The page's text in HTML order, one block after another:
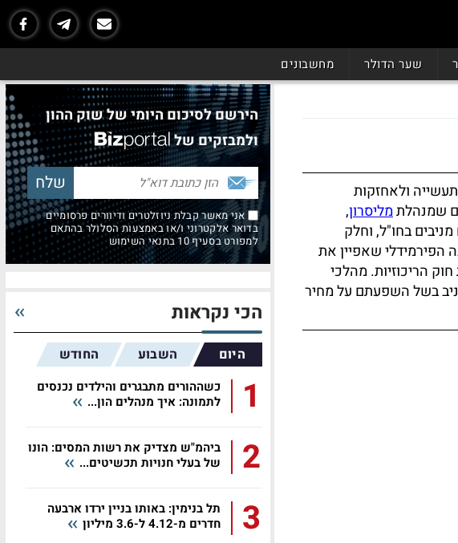
שער הדולר מחשבונים
ולאחזקות
שמנהלתמליסרון,
בחו"ל, וחלק
הפירמידלי שאפיין את
הריכוזיות. מהלכי
בשל השפעתם על מחיר
הירשם לסיכום היומי של שוק ההון
ולמבזקים של
אני מאשר קבלת ניוזלטרים ודיוורים פרסומיים
בדואר אלקטרוני ו/או באמצעות הסלולר בהתאם
למפורט בסעיף 10 בתנאי השימוש
הכי נקראות
היום השבוע החודש
1
כשההורים מתבגרים והילדים נכנסים
לתמונה: איך מנהלים הון...
2
ביהמ"ש מצדיק את רשות המסים: הונו
של בעלי חנויות תכשיטים...
3
תל בנימין: באותו בניין ירדו ארבעה
חדרים מ-4.12 ל-3.6 מיליון